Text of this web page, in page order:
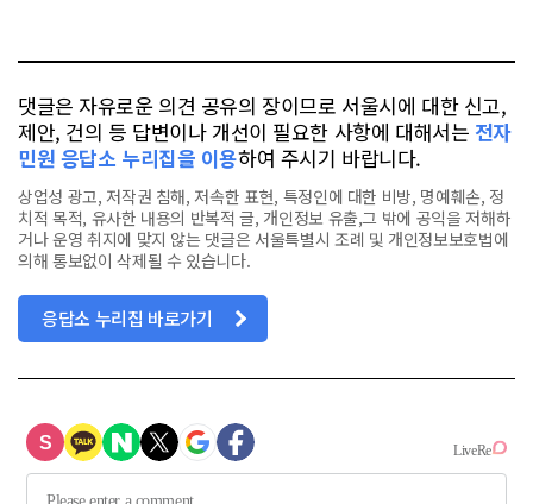
댓글은 자유로운 의견 공유의 장이므로 서울시에 대한 신고,
제안, 건의 등 답변이나 개선이 필요한 사항에 대해서는 전자
민원 응답소 누리집을 이용하여 주시기 바랍니다.
상업성 광고, 저작권 침해, 저속한 표현, 특정인에 대한 비방, 명예훼손, 정
치적 목적, 유사한 내용의 반복적 글, 개인정보 유출,그 밖에 공익을 저해하
거나 운영 취지에 맞지 않는 댓글은 서울특별시 조례 및 개인정보보호법에
의해 통보없이 삭제될 수 있습니다.
응답소 누리집 바로가기